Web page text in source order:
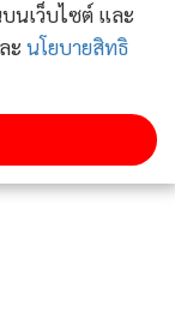
นเว็บไซต์ และ
ะ นโยบายสิทธิ